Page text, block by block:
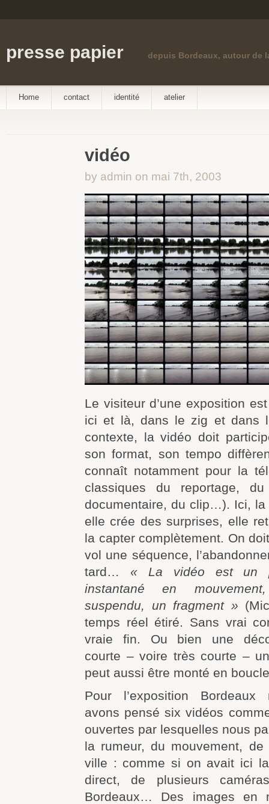
presse papier depuis Bordeaux, autour de
Home contact identité atelier
vidéo
by admin on mai 7th, 2003
Le visiteur d’une exposition
ici et là, dans le zig et dans
contexte, la vidéo doit
son format, son ­tempo
connaît notamment pour la
classiques du reportage,
documentaire, du clip…). Ici, la
elle crée des surprises, elle
la capter complètement. On
vol une séquence,
tard… « La vidéo est un
instantané en
suspendu, un fragment »
temps réel étiré. Sans vrai
vraie fin. Ou bien une
courte – voire très courte –
peut aussi être monté en
Pour l’exposition Bordeaux
avons pensé six vidéos
ouvertes par lesquelles nous
la rumeur, du mouvement,
ville : comme si on avait ici
direct, de plusieurs
Bordeaux… Des images en